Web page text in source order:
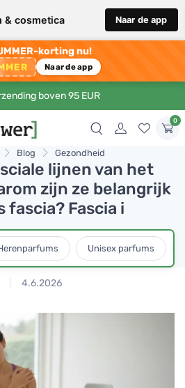
& cosmetica Naar de app
korting nu!
Naar de app
boven 95 EUR
0
Blog Gezondheid
lijnen van het
zijn ze belangrijk
fascia? Fascia i
Unisex parfums
4.6.2026